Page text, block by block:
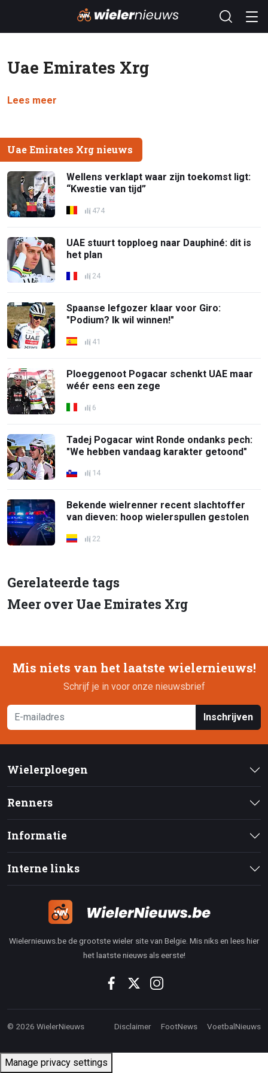
Uae Emirates Xrg
Lees meer
Uae Emirates Xrg nieuws
Wellens verklapt waar zijn toekomst ligt:
“Kwestie van tijd”
474
UAE stuurt topploeg naar Dauphiné: dit is
het plan
24
Spaanse lefgozer klaar voor Giro:
"Podium? Ik wil winnen!"
41
Ploeggenoot Pogacar schenkt UAE maar
wéér eens een zege
6
Tadej Pogacar wint Ronde ondanks pech:
"We hebben vandaag karakter getoond"
14
Bekende wielrenner recent slachtoffer
van dieven: hoop wielerspullen gestolen
22
Gerelateerde tags
Meer over Uae Emirates Xrg
Mis niets van het laatste wielernieuws!
Schrijf je in voor onze nieuwsbrief
Inschrijven
Wielerploegen
Renners
Informatie
Interne links
Wielernieuws.be de grootste wieler site van Belgie. Mis niks en lees hier
het laatste nieuws als eerste!
© 2026 WielerNieuws Disclaimer FootNews VoetbalNieuws
Manage privacy settings